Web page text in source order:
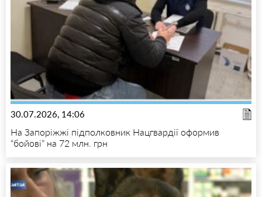
30.07.2026, 14:06
На Запоріжжі підполковник Нацгвардії оформив
“бойові” на 72 млн. грн